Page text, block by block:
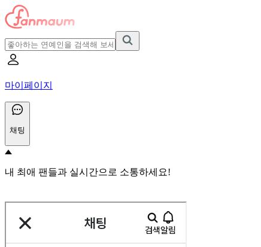
마이페이지
채팅
내 최애 팬들과 실시간으로 소통하세요!